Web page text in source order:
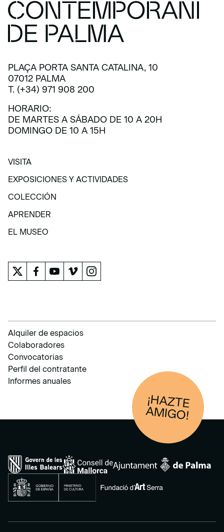
PLAÇA PORTA SANTA CATALINA, 10
07012 PALMA
T. (+34) 971 908 200
HORARIO:
DE MARTES A SÁBADO DE 10 A 20H
DOMINGO DE 10 A 15H
VISITA
EXPOSICIONES Y ACTIVIDADES
EXPOSICIONES Y ACTIVIDADES
COLECCIÓN
APRENDER
EL MUSEO
Alquiler de espacios
Colaboradores
Convocatorias
Perfil del contratante
Informes anuales
¡HAZTE
AM
IGO!